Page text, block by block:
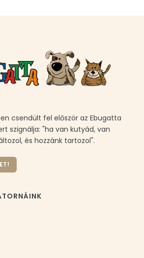
csendült fel először az Ebugatta
szignálja: "ha van kutyád, van
és hozzánk tartozol".